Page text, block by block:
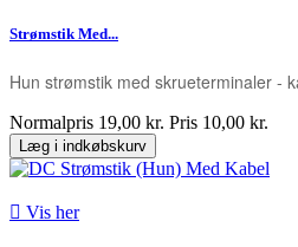
Strømstik Med...
Hun strømstik med skrueterminaler -
Normalpris 19,00 kr. Pris 10,00 kr.
Læg i indkøbskurv
 Vis her